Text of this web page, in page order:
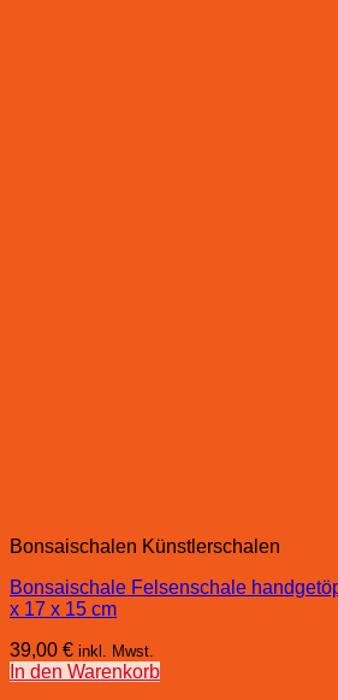
Bonsaischalen Künstlerschalen
Bonsaischale Felsenschale
x 17 x 15 cm
39,00 € inkl. Mwst.
In den Warenkorb